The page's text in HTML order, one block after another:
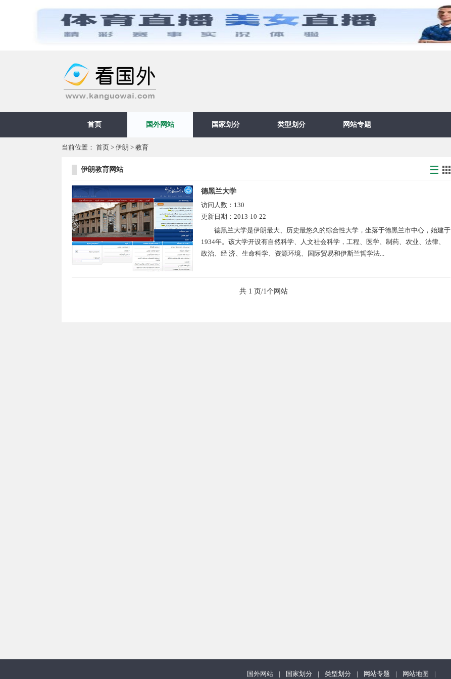
首页 国外网站 国家划分 类型划分 网站专题
当前位置： 首页 > 伊朗 > 教育
伊朗教育网站
德黑兰大学
访问人数： 130
更新日期： 2013-10-22
德黑兰大学是伊朗最大、历史最悠久的综合性大学，坐落于德黑兰市中心，始建于
1934年。该大学开设有自然科学、人文社会科学，工程、医学、制药、农业、法律、
政治、经 济、生命科学、资源环境、国际贸易和伊斯兰哲学法...
共 1 页/1个网站
国外网站 | 国家划分 | 类型划分 | 网站专题 | 网站地图 |